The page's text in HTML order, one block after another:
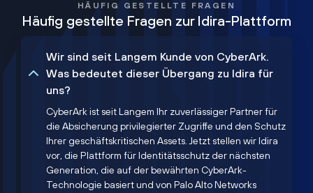
HÄUFIG GESTELLTE FRAGEN
Häufig gestellte Fragen zur Idira-Plattform
Wir sind seit Langem Kunde von CyberArk.
Was bedeutet dieser Übergang zu Idira für
uns?
CyberArk ist seit Langem Ihr zuverlässiger Partner für
die Absicherung privilegierter Zugriffe und den Schutz
Ihrer geschäftskritischen Assets. Jetzt stellen wir Idira
vor, die Plattform für Identitätsschutz der nächsten
Generation, die auf der bewährten CyberArk-
Technologie basiert und von Palo Alto Networks